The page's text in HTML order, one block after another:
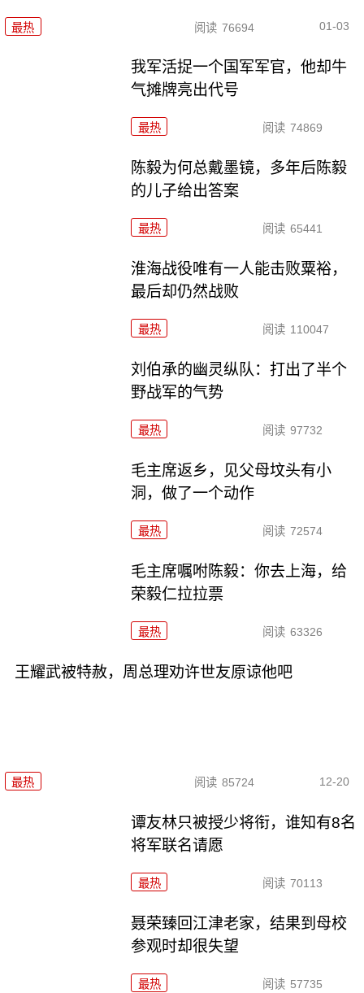
最热 阅读 76694 01-03
我军活捉一个国军军官，他却牛
气摊牌亮出代号
最热 阅读 74869
陈毅为何总戴墨镜，多年后陈毅
的儿子给出答案
最热 阅读 65441
淮海战役唯有一人能击败粟裕，
最后却仍然战败
最热 阅读 110047
刘伯承的幽灵纵队：打出了半个
野战军的气势
最热 阅读 97732
毛主席返乡，见父母坟头有小
洞，做了一个动作
最热 阅读 72574
毛主席嘱咐陈毅：你去上海，给
荣毅仁拉拉票
最热 阅读 63326
王耀武被特赦，周总理劝许世友原谅他吧
最热 阅读 85724 12-20
谭友林只被授少将衔，谁知有8名
将军联名请愿
最热 阅读 70113
聂荣臻回江津老家，结果到母校
参观时却很失望
最热 阅读 57735